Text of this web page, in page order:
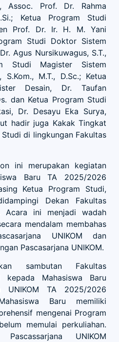
Assoc. Prof. Dr. Rahma
Ketua Program Studi
Prof. Dr. Ir. H. M. Yani
Studi Doktor Sistem
Agus Nursikuwagus, S.T.,
Studi Magister Sistem
M.T., D.Sc.; Ketua
Desain, Dr. Taufan
dan Ketua Program Studi
Dr. Desayu Eka Surya,
hadir juga Kakak Tingkat
di lingkungan Fakultas
ini merupakan kegiatan
Baru TA 2025/2026
Ketua Program Studi,
Dekan Fakultas
Acara ini menjadi wadah
mendalam membahas
UNIKOM dan
Pascasarjana UNIKOM.
sambutan Fakultas
kepada Mahasiswa Baru
UNIKOM TA 2025/2026
Baru memiliki
mengenai Program
memulai perkuliahan.
UNIKOM